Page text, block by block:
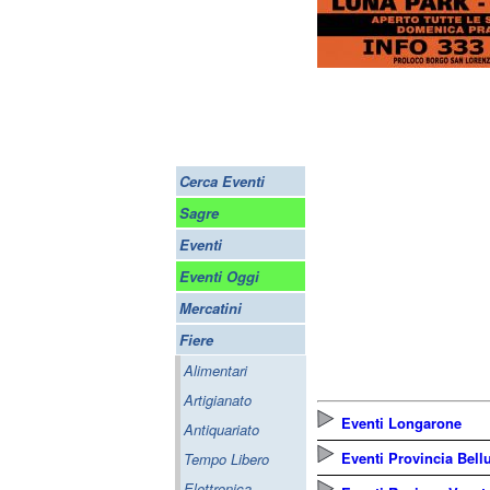
Cerca Eventi
Sagre
Eventi
Eventi Oggi
Mercatini
Fiere
Alimentari
Artigianato
Antiquariato
Tempo Libero
Eventi Longarone
Eventi Provincia